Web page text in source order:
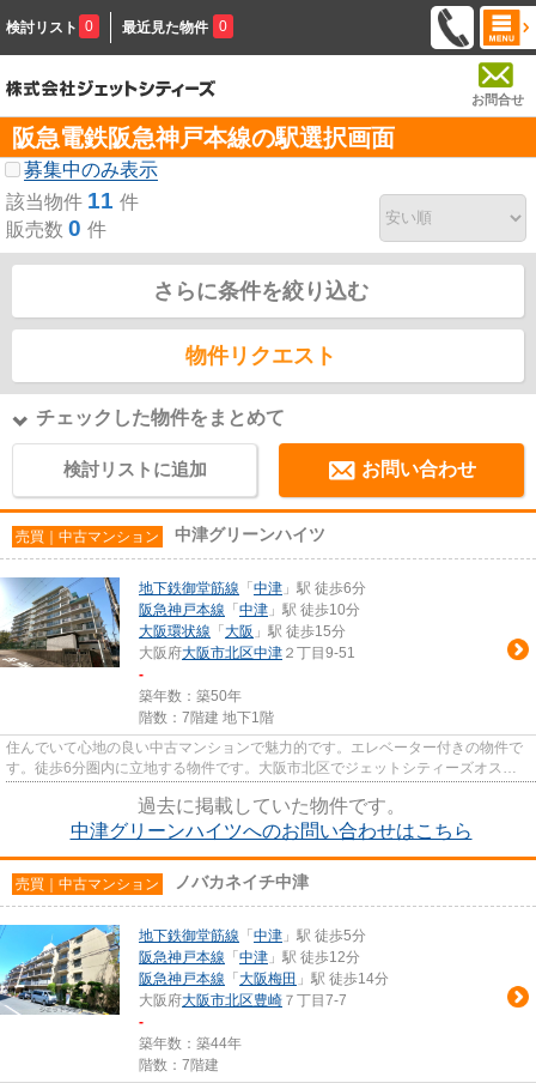
検討リスト 0 最近見た物件 0
お問合せ
阪急電鉄阪急神戸本線の駅選択画面
募集中のみ表示
該当物件 11 件
販売数 0 件
さらに条件を絞り込む
物件リクエスト
チェックした物件をまとめて
検討リストに追加 お問い合わせ
売買｜中古マンション 中津グリーンハイツ
地下鉄御堂筋線 「 中津 」駅 徒歩6分
阪急神戸本線 「 中津 」駅 徒歩10分
大阪環状線 「 大阪 」駅 徒歩15分
大阪府大阪市北区中津 ２丁目9-51
-
築年数：築50年
階数：7階建 地下1階
住んでいて心地の良い中古マンションで魅力的です。エレベーター付きの物件で
す。徒歩6分圏内に立地する物件です。大阪市北区でジェットシティーズオスス
過去に掲載していた物件です。
中津グリーンハイツへのお問い合わせはこちら
売買｜中古マンション ノバカネイチ中津
地下鉄御堂筋線 「 中津 」駅 徒歩5分
阪急神戸本線 「 中津 」駅 徒歩12分
阪急神戸本線 「 大阪梅田 」駅 徒歩14分
大阪府大阪市北区豊崎 ７丁目7-7
-
築年数：築44年
階数：7階建